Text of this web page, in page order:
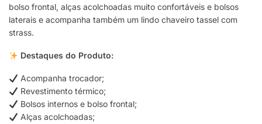
bolso frontal, alças acolchoadas muito confortáveis e bolsos
laterais e acompanha também um lindo chaveiro tassel com
strass.
Destaques do Produto:
Acompanha trocador;
Revestimento térmico;
Bolsos internos e bolso frontal;
Alças acolchoadas;